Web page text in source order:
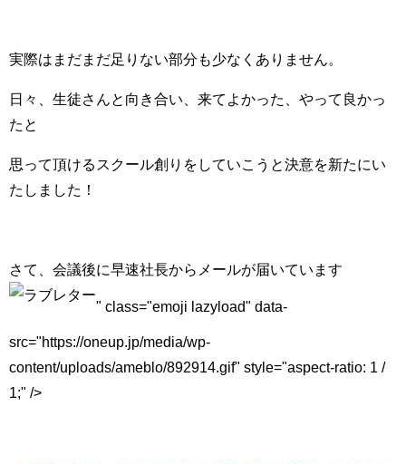
実際はまだまだ足りない部分も少なくありません。
日々、生徒さんと向き合い、来てよかった、やって良かっ
たと
思って頂けるスクール創りをしていこうと決意を新たにい
たしました！
さて、会議後に早速社長からメールが届いています
" class="emoji lazyload" data-
src="https://oneup.jp/media/wp-
content/uploads/ameblo/892914.gif" style="aspect-ratio: 1 /
1;" />